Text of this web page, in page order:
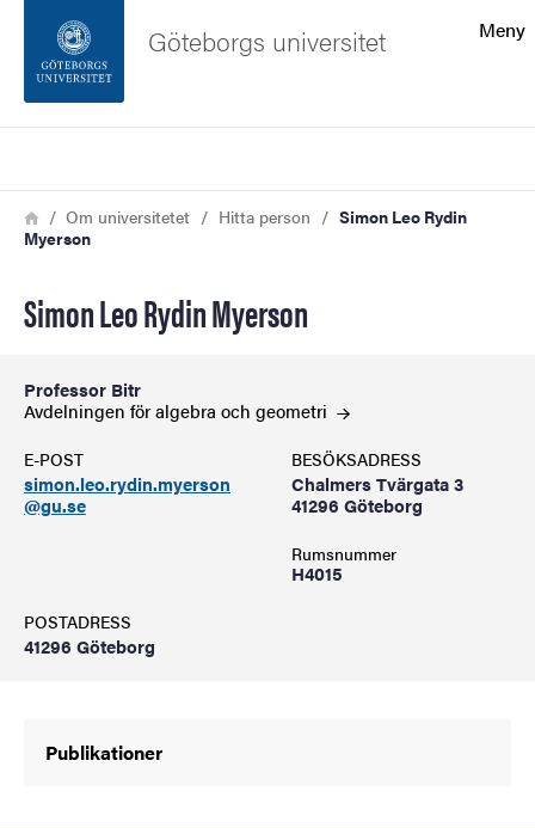
Sidfoten
Om webbplatsen
Meny
Göteborgs universitet
Länkstig
HemOm universitetet Hitta person
Simon Leo Rydin
Myerson
Simon Leo Rydin Myerson
Professor Bitr
Avdelningen för algebra och geometri
E-POST
simon.leo.rydin.myerson
@gu.se
BESÖKSADRESS
Chalmers Tvärgata 3
41296 Göteborg
Rumsnummer
H4015
POSTADRESS
41296 Göteborg
Publikationer